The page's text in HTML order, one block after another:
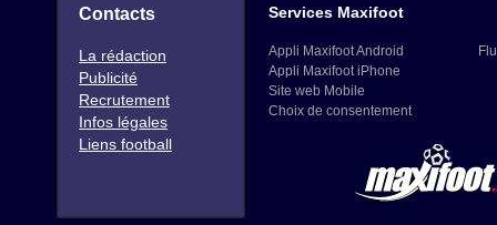
Contacts
La rédaction
Publicité
Recrutement
Infos légales
Liens football
Services Maxifoot
Appli Maxifoot Android
Appli Maxifoot iPhone
Site web Mobile
Choix de consentement